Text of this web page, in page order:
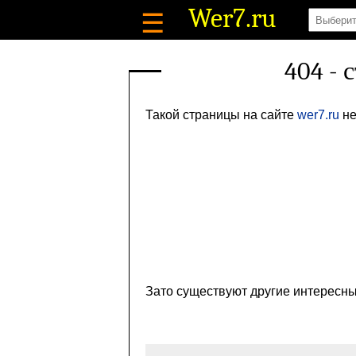
☰ Wer7.ru
404 -
Такой страницы на сайте wer7.ru
Зато существуют другие